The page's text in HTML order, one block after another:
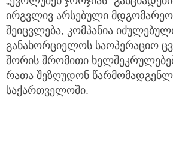
ირგვლივ არსებული
შეიცვლება, კომპანია
განახორციელოს საოპერაციო
შორის შრომითი
რათა შეზღუდონ
საქართველოში.